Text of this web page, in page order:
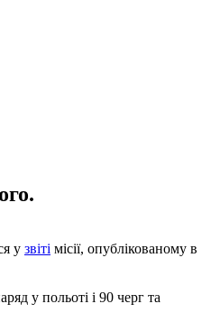
у звіті місії, опублікованому в
у польоті і 90 черг та